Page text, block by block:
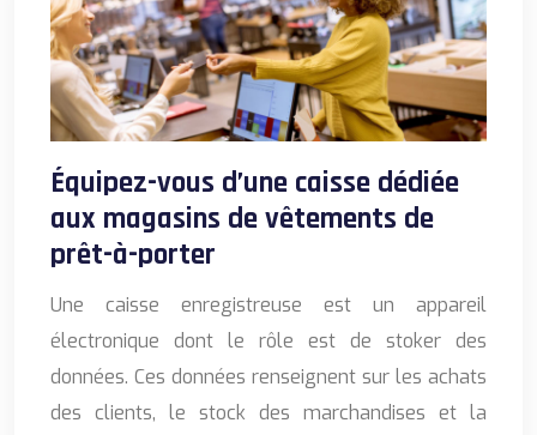
Équipez-vous d’une caisse dédiée
aux magasins de vêtements de
prêt-à-porter
Une caisse enregistreuse est un appareil
électronique dont le rôle est de stoker des
données. Ces données renseignent sur les achats
des clients, le stock des marchandises et la